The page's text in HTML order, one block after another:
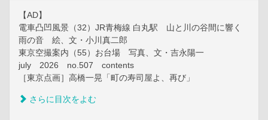
【AD】
電車凸凹風景（32）JR青梅線 白丸駅 山と川の谷間に響く
雨の音 絵、文・小川真二郎
東京空撮案内（55）お台場 写真、文・吉永陽一
july 2026 no.507 contents
［東京点画］高橋一晃「町の寿司屋よ、再び」
さらに目次をよむ